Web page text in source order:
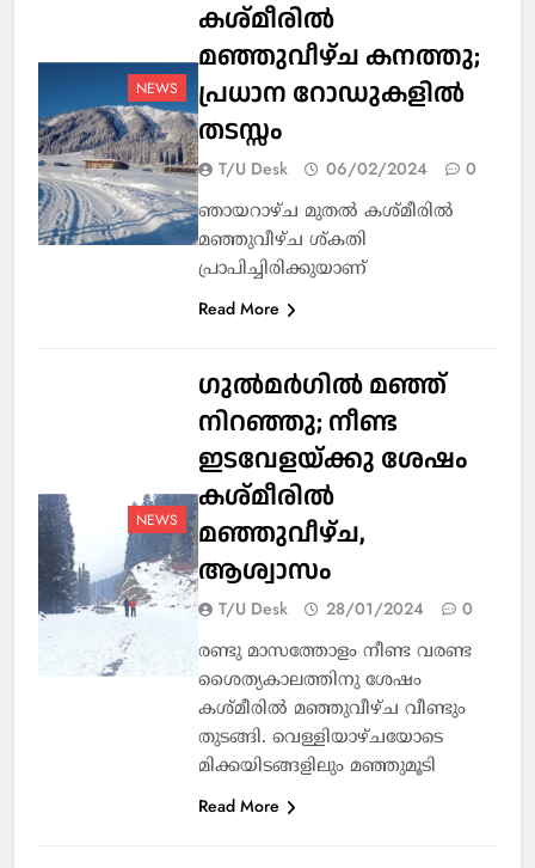
NEWS
കശ്മീരിൽ
മഞ്ഞുവീഴ്ച കനത്തു;
പ്രധാന റോഡുകളിൽ
തടസ്സം
T/U Desk 06/02/2024 0
ഞായറാഴ്ച മുതല്‍ കശ്മീരില്‍
മഞ്ഞുവീഴ്ച ശ്കതി
പ്രാപിച്ചിരിക്കുയാണ്
Read More
NEWS
ഗുല്‍മര്‍ഗില്‍ മഞ്ഞ്
നിറഞ്ഞു; നീണ്ട
ഇടവേളയ്ക്കു ശേഷം
കശ്മീരില്‍
മഞ്ഞുവീഴ്ച,
ആശ്വാസം
T/U Desk 28/01/2024 0
രണ്ടു മാസത്തോളം നീണ്ട വരണ്ട
ശൈത്യകാലത്തിനു ശേഷം
കശ്മീരില്‍ മഞ്ഞുവീഴ്ച വീണ്ടും
തുടങ്ങി. വെള്ളിയാഴ്ചയോടെ
മിക്കയിടങ്ങളിലും മഞ്ഞുമൂടി
Read More